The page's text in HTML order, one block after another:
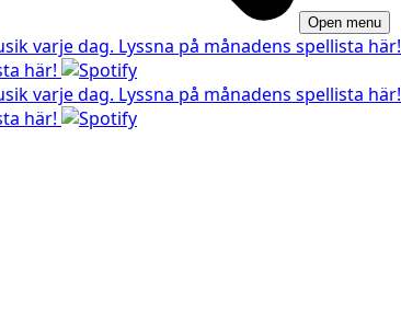
Open menu
varje dag. Lyssna på månadens spellista här!
här!
varje dag. Lyssna på månadens spellista här!
här!